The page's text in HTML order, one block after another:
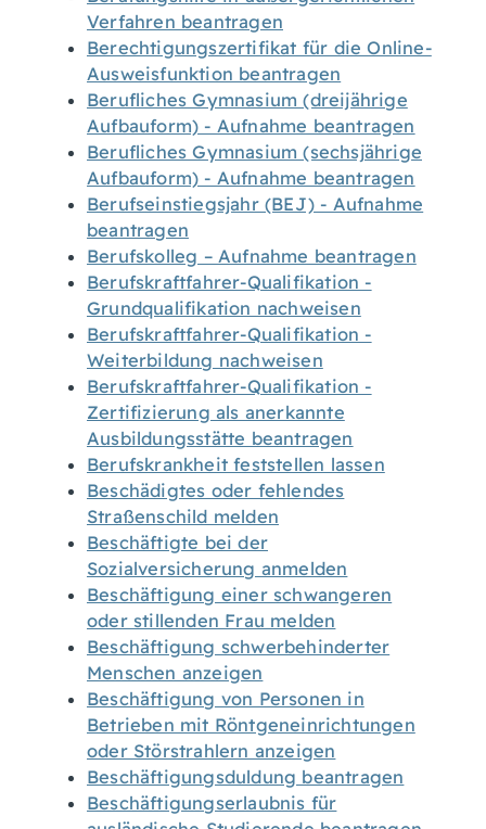
Verfahren beantragen
Berechtigungszertifikat für die Online-
Ausweisfunktion beantragen
Berufliches Gymnasium (dreijährige
Aufbauform) - Aufnahme beantragen
Berufliches Gymnasium (sechsjährige
Aufbauform) - Aufnahme beantragen
Berufseinstiegsjahr (BEJ) - Aufnahme
beantragen
Berufskolleg – Aufnahme beantragen
Berufskraftfahrer-Qualifikation -
Grundqualifikation nachweisen
Berufskraftfahrer-Qualifikation -
Weiterbildung nachweisen
Berufskraftfahrer-Qualifikation -
Zertifizierung als anerkannte
Ausbildungsstätte beantragen
Berufskrankheit feststellen lassen
Beschädigtes oder fehlendes
Straßenschild melden
Beschäftigte bei der
Sozialversicherung anmelden
Beschäftigung einer schwangeren
oder stillenden Frau melden
Beschäftigung schwerbehinderter
Menschen anzeigen
Beschäftigung von Personen in
Betrieben mit Röntgeneinrichtungen
oder Störstrahlern anzeigen
Beschäftigungsduldung beantragen
Beschäftigungserlaubnis für